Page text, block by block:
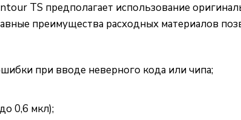
TS предполагает использование
преимущества расходных материалов
при вводе неверного кода или чипа;
0,6 мкл);